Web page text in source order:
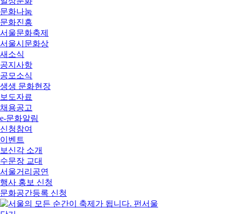
문화나눔
문화진흥
서울문화축제
서울시문화상
새소식
공지사항
공모소식
생생 문화현장
보도자료
채용공고
e-문화알림
신청참여
이벤트
보신각 소개
수문장 교대
서울거리공연
행사 홍보 신청
문화공간등록 신청